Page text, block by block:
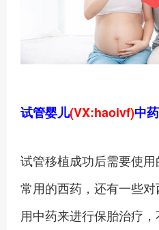
试管婴儿(VX:haoivf)中
试管移植成功后需要使
常用的西药，还有一些
用中药来进行保胎治疗